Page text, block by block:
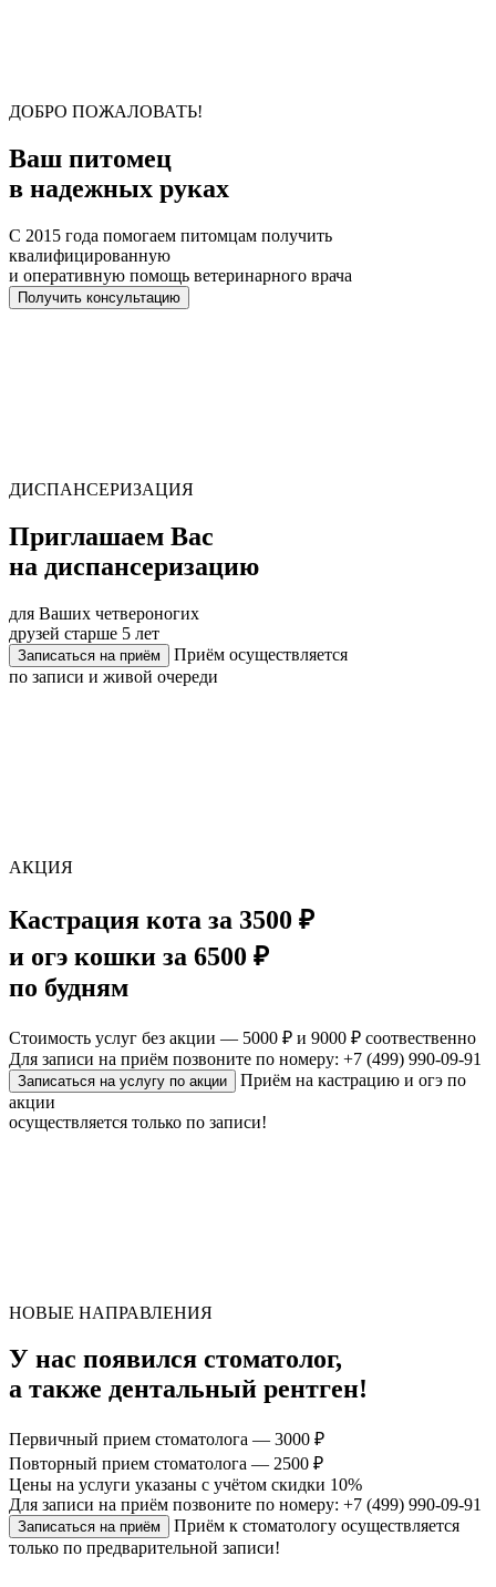
ДОБРО ПОЖАЛОВАТЬ!
Ваш питомец
в надежных руках
С 2015 года помогаем питомцам получить
квалифицированную
и оперативную помощь ветеринарного врача
Получить консультацию
ДИСПАНСЕРИЗАЦИЯ
Приглашаем Вас
на диспансеризацию
для Ваших четвероногих
друзей старше 5 лет
Записаться на приём
Приём осуществляется
по записи и живой очереди
АКЦИЯ
Кастрация кота за 3500 ₽
и огэ кошки за 6500 ₽
по будням
Стоимость услуг без акции — 5000 ₽ и 9000 ₽ соотвественно
Для записи на приём позвоните по номеру: +7 (499) 990-09-91
Записаться на услугу по акции
Приём на кастрацию и огэ по
акции
осуществляется только по записи!
НОВЫЕ НАПРАВЛЕНИЯ
У нас появился стоматолог,
а также дентальный рентген!
Первичный прием стоматолога — 3000 ₽
Повторный прием стоматолога — 2500 ₽
Цены на услуги указаны с учётом скидки 10%
Для записи на приём позвоните по номеру: +7 (499) 990-09-91
Записаться на приём
Приём к стоматологу осуществляется
только по предварительной записи!